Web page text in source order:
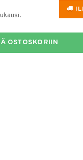
OSTOSKORIIN